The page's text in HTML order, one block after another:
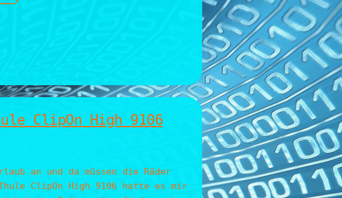
ClipOn High 9106
an und da müssen die Räder
ClipOn High 9106 hatte es mir